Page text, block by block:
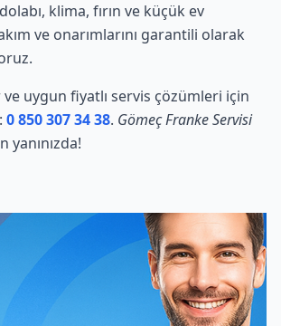
klima, fırın ve küçük ev
ve onarımlarını garantili olarak
ve uygun fiyatlı servis çözümleri için
0 850 307 34 38. Gömeç Franke Servisi
yanınızda!